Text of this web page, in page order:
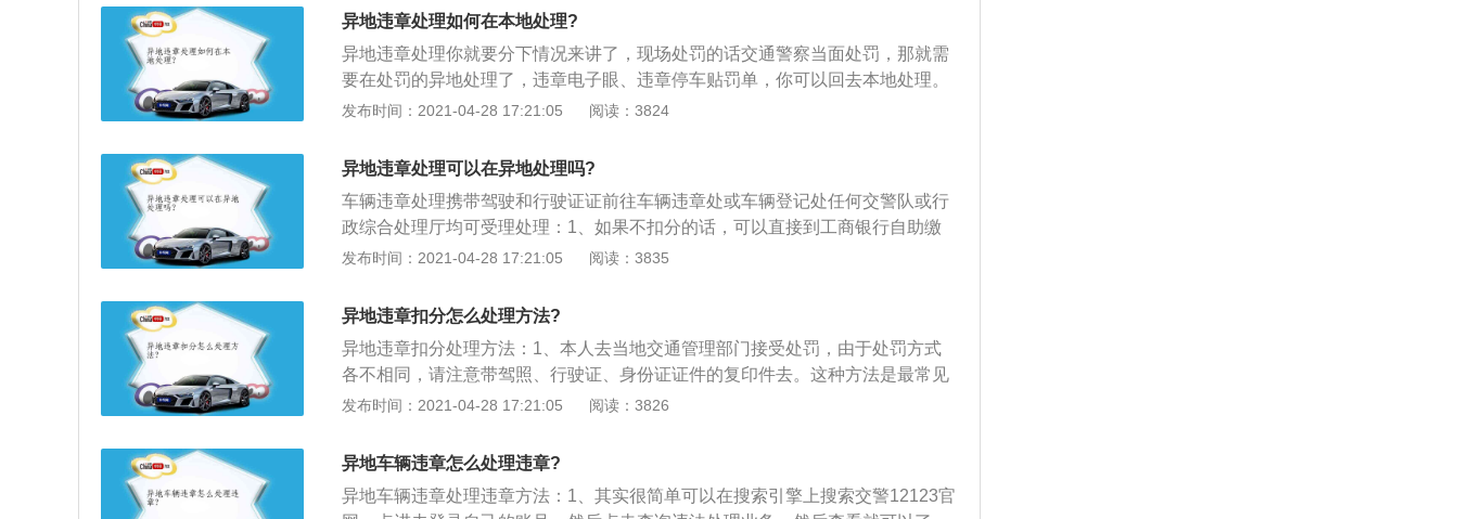
异地违章记录没消除的情况。
异地违章处理如何在本地处理?
异地违章处理你就要分下情况来讲了，现场处罚的话交通警察当面处罚，那就需
要在处罚的异地处理了，违章电子眼、违章停车贴罚单，你可以回去本地处理。
异地缴纳交通罚款五大误区如下：1、跨省、外地的交通违章支付只能由银行柜
通违法罚款后违法信息不能消除；4、跨省和外地支付违规交通罚款北京只有工
商银行；5、非现场交通违法也可以跨省异地缴纳。
发布时间：2021-04-28 17:21:05 阅读：3824
异地违章处理可以在异地处理吗?
车辆违章处理携带驾驶和行驶证证前往车辆违章处或车辆登记处任何交警队或行
政综合处理厅均可受理处理：1、如果不扣分的话，可以直接到工商银行自助缴
费机或者网上缴纳罚款，支付宝也可以；2、但如果有扣分，必须先去交警队确
章地的交警队处理，防止在本地处理了而异地违章记录没消除的情况。
发布时间：2021-04-28 17:21:05 阅读：3835
异地违章扣分怎么处理方法?
异地违章扣分处理方法：1、本人去当地交通管理部门接受处罚，由于处罚方式
各不相同，请注意带驾照、行驶证、身份证证件的复印件去。这种方法是最常见
的方法，其缺点是过程繁琐和过程复杂；2、车辆异地违章会根据现场违规和非
进行处理；3、如果是非现场违规，如被交通摄像头抓获违规，可以在当地依法
处理违规，也可以在机动车牌号码下发地处理；4、违章只能通过违章地处理或
者车辆号牌核发地处理。根据违规行为在现场还是非现场，决定在哪里可以处理
发布时间：2021-04-28 17:21:05 阅读：3826
异地车辆违章怎么处理违章?
异地车辆违章处理违章方法：1、其实很简单可以在搜索引擎上搜索交警12123官